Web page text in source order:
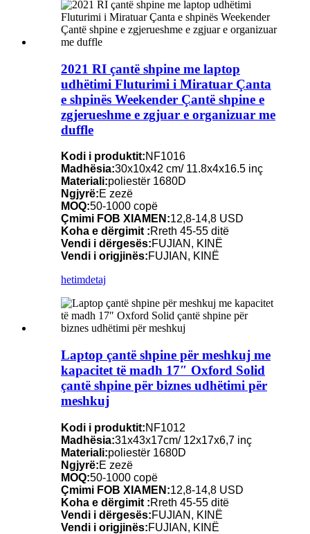
2021 RI çantë shpine me laptop
udhëtimi Fluturimi i Miratuar Çanta
e shpinës Weekender Çantë shpine e
zgjerueshme e zgjuar e organizuar me
duffle
Kodi i produktit:NF1016
Madhësia:30x10x42 cm/ 11.8x4x16.5 inç
Materiali:poliestër 1680D
Ngjyrë:E zezë
MOQ:50-1000 copë
Çmimi FOB XIAMEN:12,8-14,8 USD
Koha e dërgimit :Rreth 45-55 ditë
Vendi i dërgesës:FUJIAN, KINË
Vendi i origjinës:FUJIAN, KINË
hetimdetaj
Laptop çantë shpine për meshkuj me
kapacitet të madh 17″ Oxford Solid
çantë shpine për biznes udhëtimi për
meshkuj
Kodi i produktit:NF1012
Madhësia:31x43x17cm/ 12x17x6,7 inç
Materiali:poliestër 1680D
Ngjyrë:E zezë
MOQ:50-1000 copë
Çmimi FOB XIAMEN:12,8-14,8 USD
Koha e dërgimit :Rreth 45-55 ditë
Vendi i dërgesës:FUJIAN, KINË
Vendi i origjinës:FUJIAN, KINË